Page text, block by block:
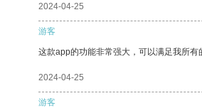
2024-04-25
游客
这款app的功能非常强大，可以满足我所有
2024-04-25
游客